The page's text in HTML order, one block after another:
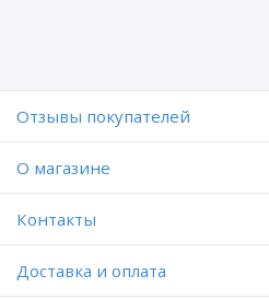
Отзывы покупателей
O магазине
Контакты
Доставка и оплата